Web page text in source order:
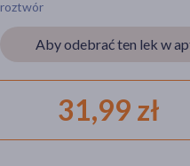
roztwór
Aby odebrać ten lek w
31,99 zł